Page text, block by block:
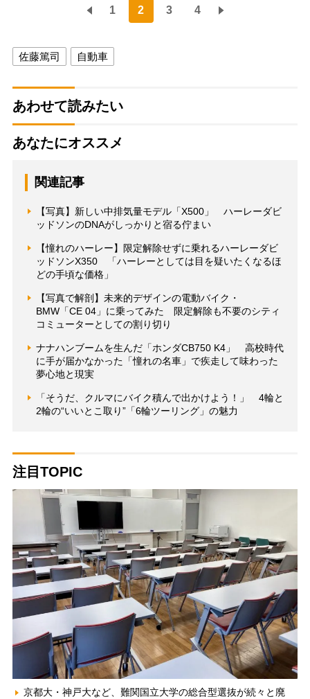
1 2 3 4
佐藤篤司 自動車
あわせて読みたい
あなたにオススメ
関連記事
【写真】新しい中排気量モデル「X500」 ハーレーダビ
ッドソンのDNAがしっかりと宿る佇まい
【憧れのハーレー】限定解除せずに乗れるハーレーダビ
ッドソンX350 「ハーレーとしては目を疑いたくなるほ
どの手頃な価格」
【写真で解剖】未来的デザインの電動バイク・
BMW「CE 04」に乗ってみた 限定解除も不要のシティ
コミューターとしての割り切り
ナナハンブームを生んだ「ホンダCB750 K4」 高校時代
に手が届かなかった「憧れの名車」で疾走して味わった
夢心地と現実
「そうだ、クルマにバイク積んで出かけよう！」 4輪と
2輪の“いいとこ取り”「6輪ツーリング」の魅力
注目TOPIC
京都大・神戸大など、難関国立大学の総合型選抜が続々と廃